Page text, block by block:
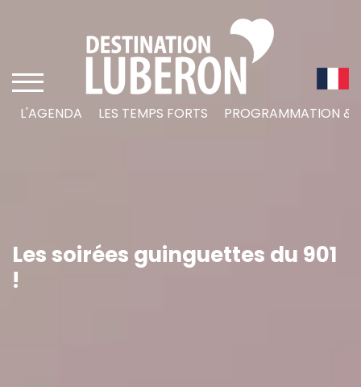
L'AGENDA LES TEMPS FORTS PROGRAMMATION &
Les soirées guinguettes du 901
!